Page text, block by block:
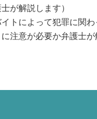
が解説します）
トによって犯罪に関
注意が必要か弁護士が